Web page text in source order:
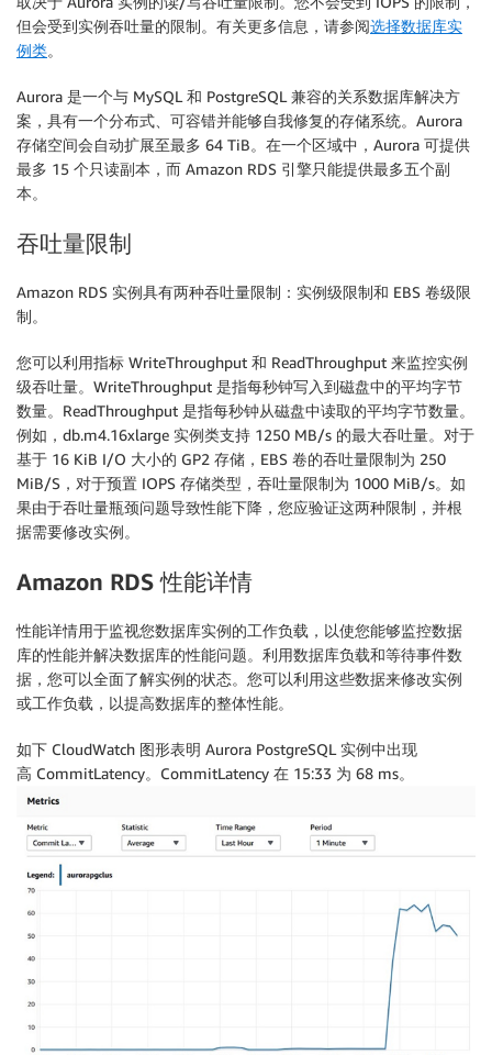
但会受到实例吞吐量的限制。有关更多信息，请参阅选择数据库实
例类。
Aurora 是一个与 MySQL 和 PostgreSQL 兼容的关系数据库解决方
案，具有一个分布式、可容错并能够自我修复的存储系统。Aurora
存储空间会自动扩展至最多 64 TiB。在一个区域中，Aurora 可提供
最多 15 个只读副本，而 Amazon RDS 引擎只能提供最多五个副
本。
吞吐量限制
Amazon RDS 实例具有两种吞吐量限制：实例级限制和 EBS 卷级限
制。
您可以利用指标 WriteThroughput 和 ReadThroughput 来监控实例
级吞吐量。WriteThroughput 是指每秒钟写入到磁盘中的平均字节
数量。ReadThroughput 是指每秒钟从磁盘中读取的平均字节数量。
例如，db.m4.16xlarge 实例类支持 1250 MB/s 的最大吞吐量。对于
基于 16 KiB I/O 大小的 GP2 存储，EBS 卷的吞吐量限制为 250
MiB/S，对于预置 IOPS 存储类型，吞吐量限制为 1000 MiB/s。如
果由于吞吐量瓶颈问题导致性能下降，您应验证这两种限制，并根
据需要修改实例。
Amazon RDS性能详情
性能详情用于监视您数据库实例的工作负载，以使您能够监控数据
库的性能并解决数据库的性能问题。利用数据库负载和等待事件数
据，您可以全面了解实例的状态。您可以利用这些数据来修改实例
或工作负载，以提高数据库的整体性能。
如下 CloudWatch 图形表明 Aurora PostgreSQL 实例中出现
高 CommitLatency。CommitLatency 在 15:33 为 68 ms。